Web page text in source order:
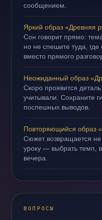
сообщением.
Яркий образ «Древняя
Сон говорит прямо:
но не спешите туда, где
вместо прямого
Неожиданный образ
Скоро проявится
учитывали. Сохраните
поспешных выводов.
Повторяющийся образ
Сюжет возвращается не
уроку — выбрать темп,
вечера.
ВОПРОСЫ